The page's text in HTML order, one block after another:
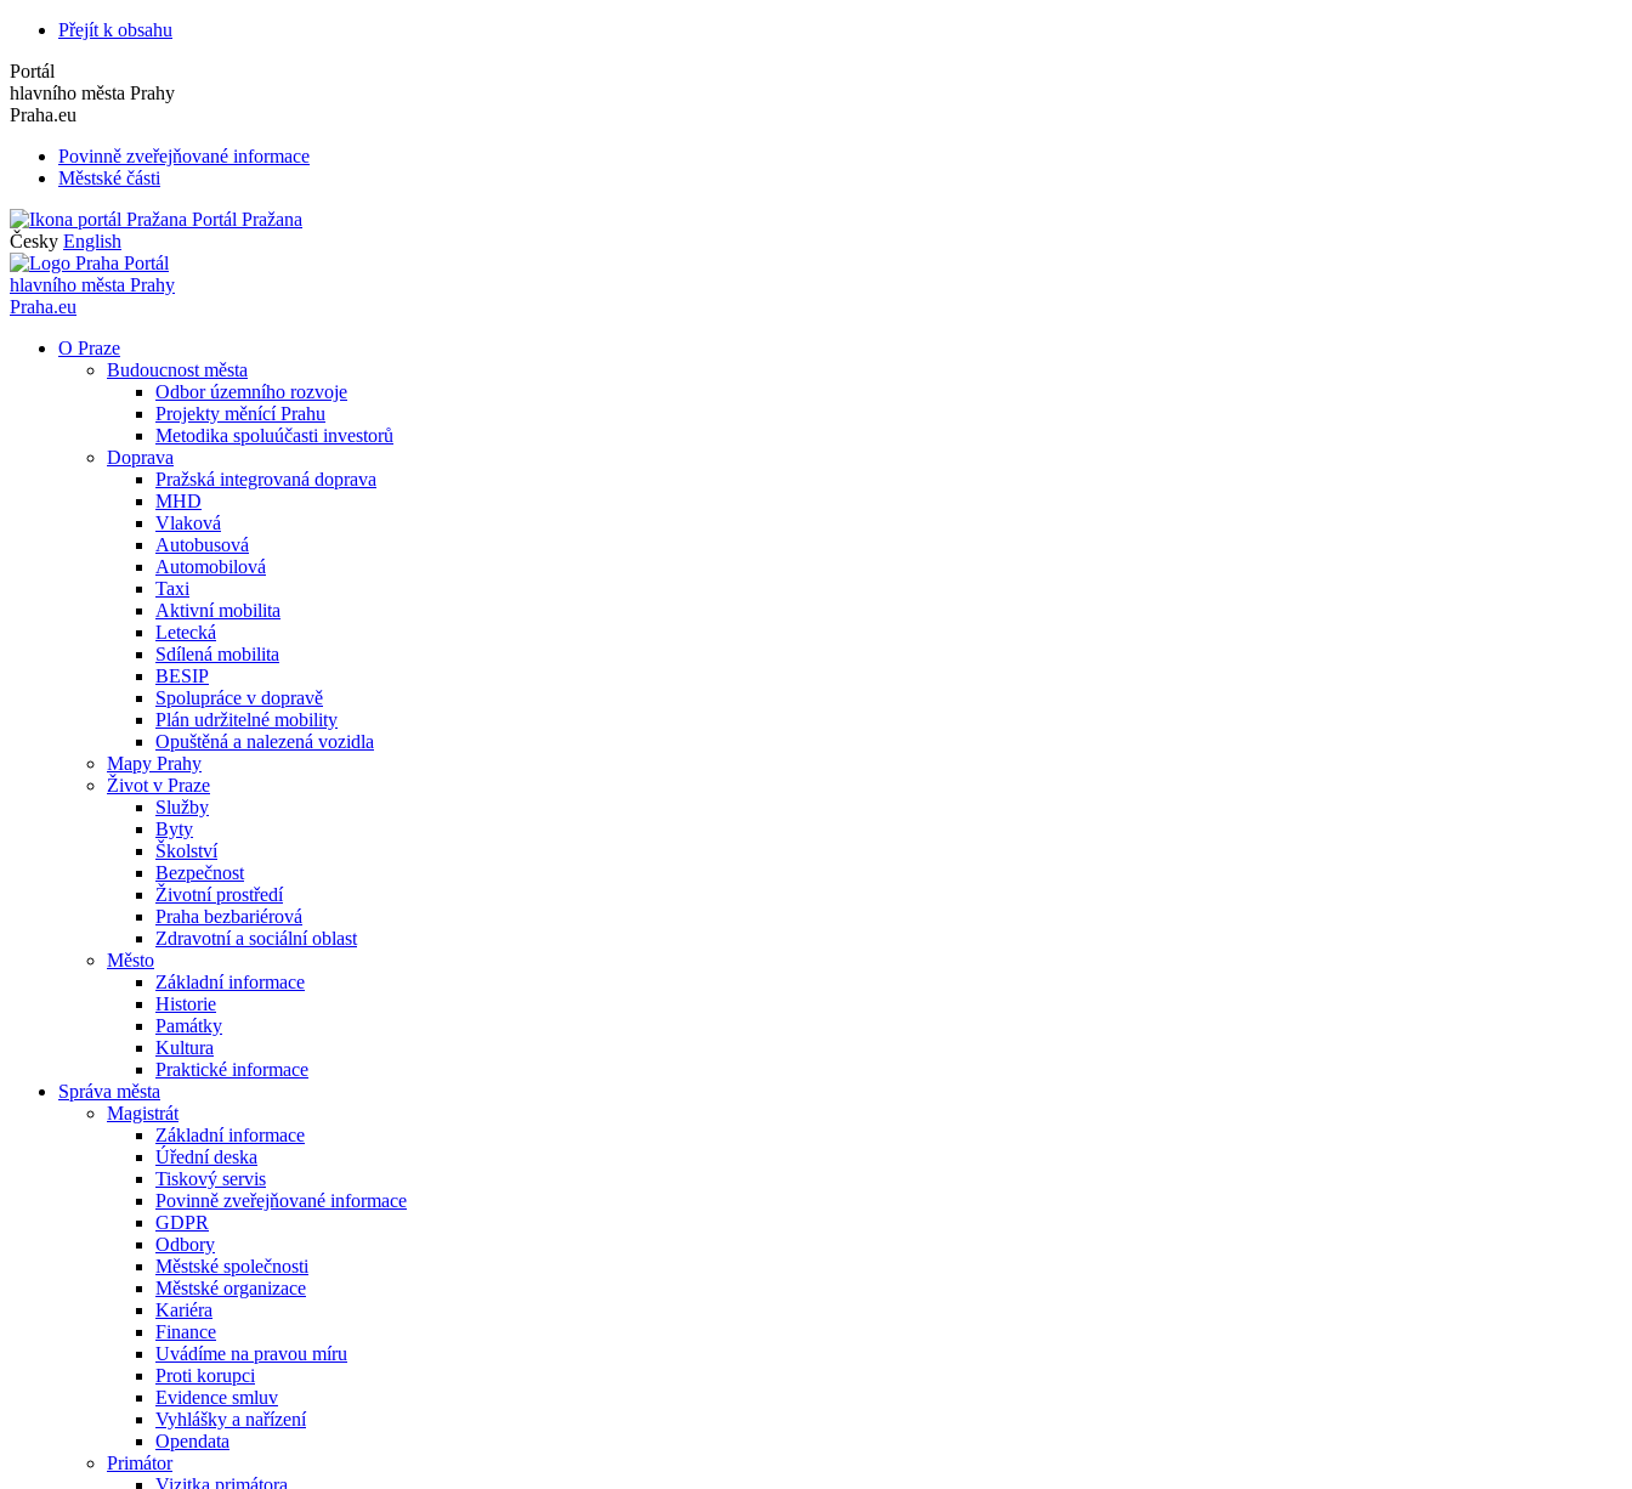
Přejít k obsahu
Portál
hlavního města Prahy
Praha.eu
Povinně zveřejňované informace
Městské části
Portál Pražana
Česky English
Portál
hlavního města Prahy
Praha.eu
O Praze
Budoucnost města
Odbor územního rozvoje
Projekty měnící Prahu
Metodika spoluúčasti investorů
Doprava
Pražská integrovaná doprava
MHD
Vlaková
Autobusová
Automobilová
Taxi
Aktivní mobilita
Letecká
Sdílená mobilita
BESIP
Spolupráce v dopravě
Plán udržitelné mobility
Opuštěná a nalezená vozidla
Mapy Prahy
Život v Praze
Služby
Byty
Školství
Bezpečnost
Životní prostředí
Praha bezbariérová
Zdravotní a sociální oblast
Město
Základní informace
Historie
Památky
Kultura
Praktické informace
Správa města
Magistrát
Základní informace
Úřední deska
Tiskový servis
Povinně zveřejňované informace
GDPR
Odbory
Městské společnosti
Městské organizace
Kariéra
Finance
Uvádíme na pravou míru
Proti korupci
Evidence smluv
Vyhlášky a nařízení
Opendata
Primátor
Vizitka primátora